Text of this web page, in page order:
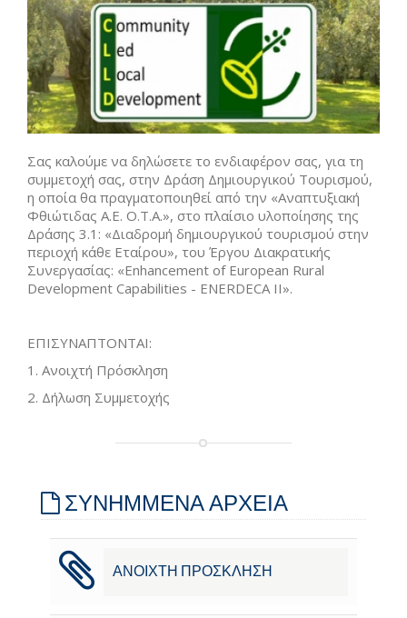
Σας καλούμε να δηλώσετε το ενδιαφέρον σας, για τη
συμμετοχή σας, στην Δράση Δημιουργικού Τουρισμού,
η οποία θα πραγματοποιηθεί από την «Αναπτυξιακή
Φθιώτιδας Α.Ε. Ο.Τ.Α.», στο πλαίσιο υλοποίησης της
Δράσης 3.1: «Διαδρομή δημιουργικού τουρισμού στην
περιοχή κάθε Εταίρου», του Έργου Διακρατικής
Συνεργασίας: «Enhancement of European Rural
Development Capabilities - ENERDECA II».
ΕΠΙΣΥΝΑΠΤΟΝΤΑΙ:
1. Ανοιχτή Πρόσκληση
2. Δήλωση Συμμετοχής
ΣΥΝΗΜΜΕΝΑ ΑΡΧΕΙΑ
ΑΝΟΙΧΤΗ ΠΡΟΣΚΛΗΣΗ